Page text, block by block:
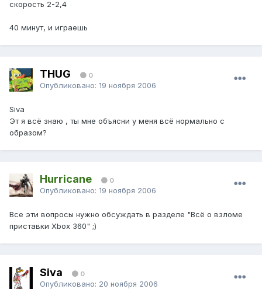
скорость 2-2,4
40 минут, и играешь
THUG 0
Опубликовано: 19 ноября 2006
Siva
Эт я всё знаю , ты мне объясни у меня всё нормально с
образом?
Hurricane 0
Опубликовано: 19 ноября 2006
Все эти вопросы нужно обсуждать в разделе "Всё о взломе
приставки Xbox 360" ;)
Siva 0
Опубликовано: 20 ноября 2006